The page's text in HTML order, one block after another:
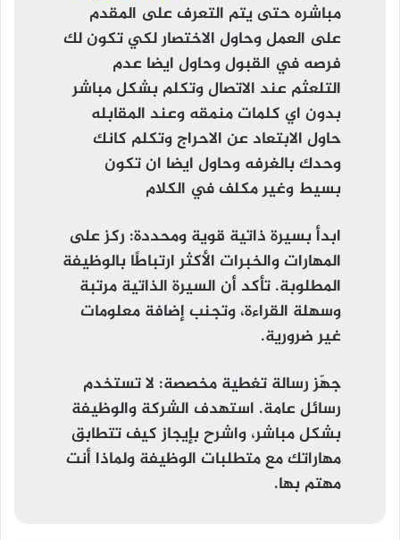
مباشره حتى يتم التعرف على المقدم
على العمل وحاول الاختصار لكي تكون لك
فرصه في القبول وحاول ايضا عدم
التلعثم عند الاتصال وتكلم بشكل مباشر
بدون اي كلمات منمقه وعند المقابله
حاول الابتعاد عن الاحراج وتكلم كانك
وحدك بالغرفه وحاول ايضا ان تكون
بسيط وغير مكلف في الكلام
ابدأ بسيرة ذاتية قوية ومحددة: ركز على
المهارات والخبرات الأكثر ارتباطًا بالوظيفة
المطلوبة. تأكد أن السيرة الذاتية مرتبة
وسهلة القراءة، وتجنب إضافة معلومات
غير ضرورية.
جهّز رسالة تغطية مخصصة: لا تستخدم
رسائل عامة. استهدف الشركة والوظيفة
بشكل مباشر، واشرح بإيجاز كيف تتطابق
مهاراتك مع متطلبات الوظيفة ولماذا أنت
مهتم بها.